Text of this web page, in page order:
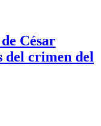
César
del crimen del